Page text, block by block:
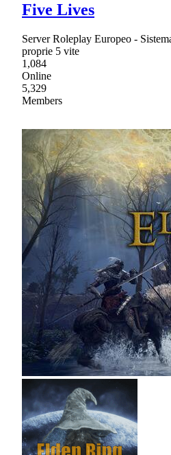
Five Lives
Server Roleplay Europeo -
proprie 5 vite
1,084
Online
5,329
Members